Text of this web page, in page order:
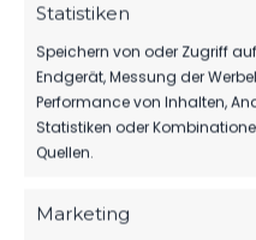
Statistiken
Speichern von oder Zugriff
Endgerät, Messung der
Performance von Inhalten,
Statistiken oder
Quellen.
Marketing
DATUM
Für diese Auswahl